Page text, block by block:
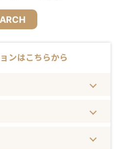
ンはこちらから